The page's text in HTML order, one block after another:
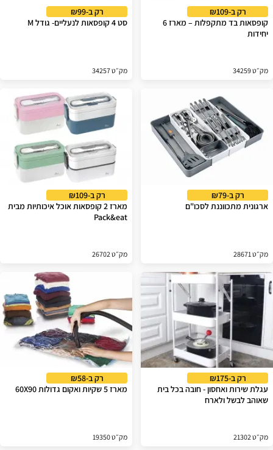
רק ב-₪109
קופסאות בד מתקפלות – מארז 6
יחידות
מק״ט 34259
רק ב-₪99
סט 4 קופסאות לנעליים- גודל M
מק״ט 34257
רק ב-₪79
ארגונית מתכווננת לסכו"ם
מק״ט 28671
רק ב-₪109
מארז 2 קופסאות אוכל איכותיות מבית
Pack&eat
מק״ט 26702
רק ב-₪175
עגלת שירות ואחסון - חובה בכל בית
שאוהב לבשל ולארח
מק״ט 21302
רק ב-₪58
מארז 5 שקיות ואקום גדולות 60X90
מק״ט 19350